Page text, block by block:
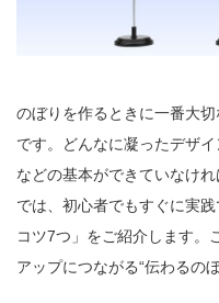
のぼりを作るときに一番大
です。どんなに凝ったデザ
などの基本ができていなけ
では、初心者でもすぐに実
コツ7つ」をご紹介します。
アップにつながる“伝わるの